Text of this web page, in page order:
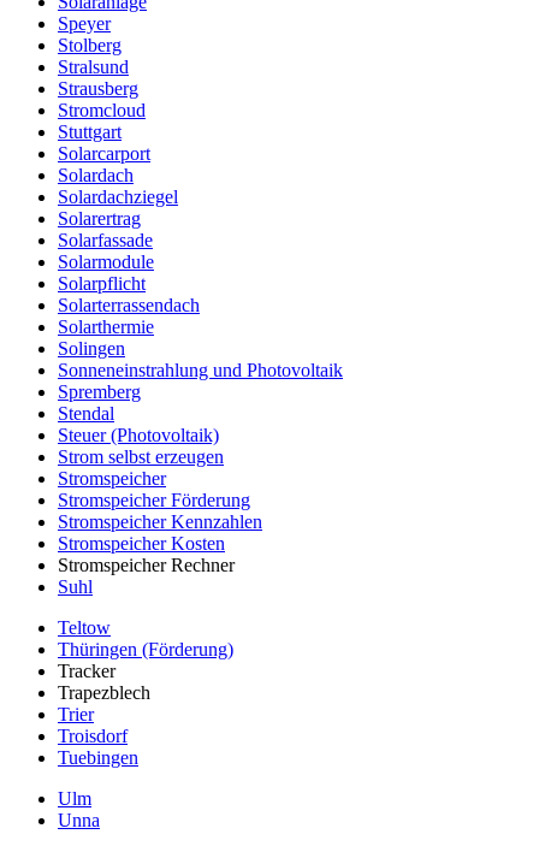
Speyer
Stolberg
Stralsund
Strausberg
Stromcloud
Stuttgart
Solarcarport
Solardach
Solardachziegel
Solarertrag
Solarfassade
Solarmodule
Solarpflicht
Solarterrassendach
Solarthermie
Solingen
Sonneneinstrahlung und Photovoltaik
Spremberg
Stendal
Steuer (Photovoltaik)
Strom selbst erzeugen
Stromspeicher
Stromspeicher Förderung
Stromspeicher Kennzahlen
Stromspeicher Kosten
Stromspeicher Rechner
Suhl
Teltow
Thüringen (Förderung)
Tracker
Trapezblech
Trier
Troisdorf
Tuebingen
Ulm
Unna